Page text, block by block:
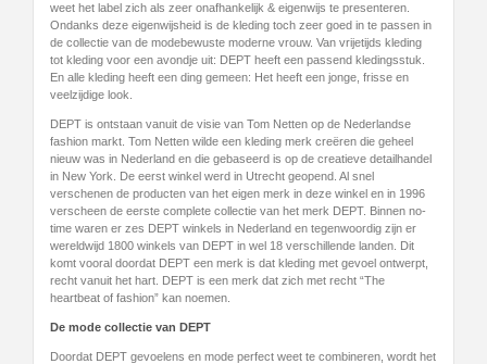
weet het label zich als zeer onafhankelijk & eigenwijs te presenteren.
Ondanks deze eigenwijsheid is de kleding toch zeer goed in te passen in
de collectie van de modebewuste moderne vrouw. Van vrijetijds kleding
tot kleding voor een avondje uit: DEPT heeft een passend kledingsstuk.
En alle kleding heeft een ding gemeen: Het heeft een jonge, frisse en
veelzijdige look.
DEPT is ontstaan vanuit de visie van Tom Netten op de Nederlandse
fashion markt. Tom Netten wilde een kleding merk creëren die geheel
nieuw was in Nederland en die gebaseerd is op de creatieve detailhandel
in New York. De eerst winkel werd in Utrecht geopend. Al snel
verschenen de producten van het eigen merk in deze winkel en in 1996
verscheen de eerste complete collectie van het merk DEPT. Binnen no-
time waren er zes DEPT winkels in Nederland en tegenwoordig zijn er
wereldwijd 1800 winkels van DEPT in wel 18 verschillende landen. Dit
komt vooral doordat DEPT een merk is dat kleding met gevoel ontwerpt,
recht vanuit het hart. DEPT is een merk dat zich met recht “The
heartbeat of fashion” kan noemen.
De mode collectie van DEPT
Doordat DEPT gevoelens en mode perfect weet te combineren, wordt het